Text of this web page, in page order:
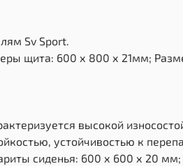
Sv Sport.
щита: 600 х 800 х 21мм;
высокой
устойчивостью к
сиденья: 600 х 600 х 20 мм;